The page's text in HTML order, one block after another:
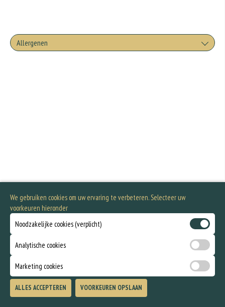
Allergenen
We gebruiken cookies om uw ervaring te verbeteren. Selecteer uw
voorkeuren hieronder
Noodzakelijke cookies (verplicht)
Analytische cookies
Marketing cookies
ALLES ACCEPTEREN VOORKEUREN OPSLAAN